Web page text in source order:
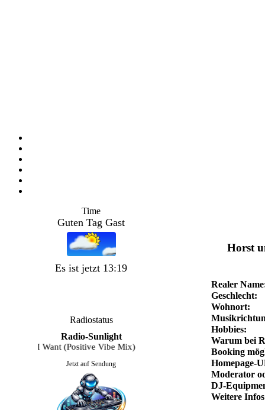
Time
Guten Tag Gast
Es ist jetzt 13:19
Radiostatus
Radio-Sunlight
I Want (Positive Vibe Mix)
Jetzt auf Sendung
Horst
Realer
Geschlecht:
Wohnort:
Hobbies:
Warum bei
Booking
Homepage-
Moderator
DJ-
Weitere